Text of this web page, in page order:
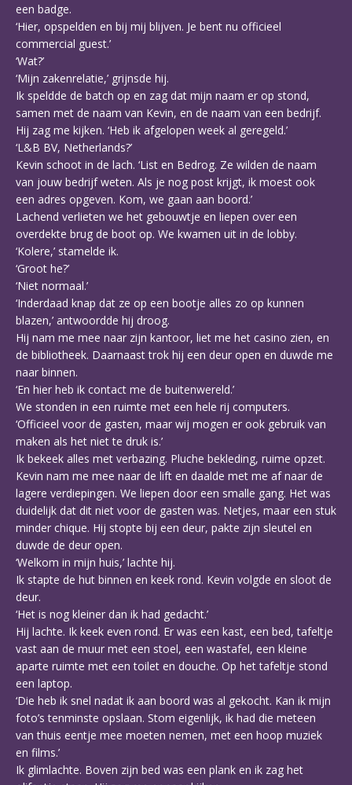
een badge.
‘Hier, opspelden en bij mij blijven. Je bent nu officieel
commercial guest.’
‘Wat?’
‘Mijn zakenrelatie,’ grijnsde hij.
Ik speldde de batch op en zag dat mijn naam er op stond,
samen met de naam van Kevin, en de naam van een bedrijf.
Hij zag me kijken. ‘Heb ik afgelopen week al geregeld.’
‘L&B BV, Netherlands?’
Kevin schoot in de lach. ‘List en Bedrog. Ze wilden de naam
van jouw bedrijf weten. Als je nog post krijgt, ik moest ook
een adres opgeven. Kom, we gaan aan boord.’
Lachend verlieten we het gebouwtje en liepen over een
overdekte brug de boot op. We kwamen uit in de lobby.
‘Kolere,’ stamelde ik.
‘Groot he?’
‘Niet normaal.’
‘Inderdaad knap dat ze op een bootje alles zo op kunnen
blazen,’ antwoordde hij droog.
Hij nam me mee naar zijn kantoor, liet me het casino zien, en
de bibliotheek. Daarnaast trok hij een deur open en duwde me
naar binnen.
‘En hier heb ik contact me de buitenwereld.’
We stonden in een ruimte met een hele rij computers.
‘Officieel voor de gasten, maar wij mogen er ook gebruik van
maken als het niet te druk is.’
Ik bekeek alles met verbazing. Pluche bekleding, ruime opzet.
Kevin nam me mee naar de lift en daalde met me af naar de
lagere verdiepingen. We liepen door een smalle gang. Het was
duidelijk dat dit niet voor de gasten was. Netjes, maar een stuk
minder chique. Hij stopte bij een deur, pakte zijn sleutel en
duwde de deur open.
‘Welkom in mijn huis,’ lachte hij.
Ik stapte de hut binnen en keek rond. Kevin volgde en sloot de
deur.
‘Het is nog kleiner dan ik had gedacht.’
Hij lachte. Ik keek even rond. Er was een kast, een bed, tafeltje
vast aan de muur met een stoel, een wastafel, een kleine
aparte ruimte met een toilet en douche. Op het tafeltje stond
een laptop.
‘Die heb ik snel nadat ik aan boord was al gekocht. Kan ik mijn
foto’s tenminste opslaan. Stom eigenlijk, ik had die meteen
van thuis eentje mee moeten nemen, met een hoop muziek
en films.’
Ik glimlachte. Boven zijn bed was een plank en ik zag het